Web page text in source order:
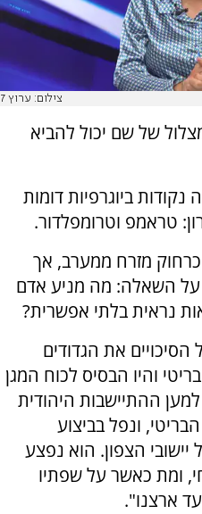
צילום: ערוץ 7
של שם יכול להביא
ביוגרפיות דומות
טראמפ וטרומפלדור.
מזרח ממערב, אך
על השאלה: מה מניע אדם
נראית בלתי אפשרית?
את הגדודים
והיו הבסיס לכוח המגן
ההתיישבות היהודית
ונפל בביצוע
הצפון. הוא נפצע
ומת כאשר על שפתיו
ארצנו".